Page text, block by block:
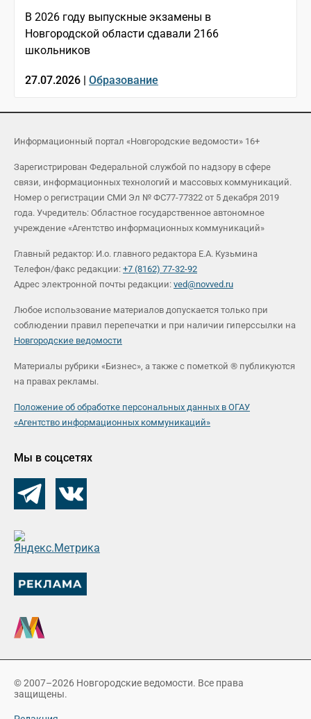
В 2026 году выпускные экзамены в
Новгородской области сдавали 2166
школьников
27.07.2026 | Образование
Информационный портал «Новгородские ведомости» 16+
Зарегистрирован Федеральной службой по надзору в сфере
связи, информационных технологий и массовых коммуникаций.
Номер о регистрации СМИ Эл № ФС77-77322 от 5 декабря 2019
года. Учредитель: Областное государственное автономное
учреждение «Агентство информационных коммуникаций»
Главный редактор: И.о. главного редактора Е.А. Кузьмина
Телефон/факс редакции: +7 (8162) 77-32-92
Адрес электронной почты редакции: ved@novved.ru
Любое использование материалов допускается только при
соблюдении правил перепечатки и при наличии гиперссылки на
Новгородские ведомости
Материалы рубрики «Бизнес», а также с пометкой ® публикуются
на правах рекламы.
Положение об обработке персональных данных в ОГАУ
«Агентство информационных коммуникаций»
Мы в соцсетях
© 2007–2026 Новгородские ведомости. Все права
защищены.